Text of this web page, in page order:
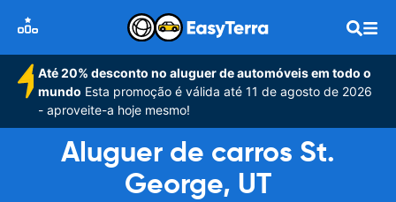
Até 20% desconto no aluguer de automóveis em todo o
mundo Esta promoção é válida até 11 de agosto de 2026
- aproveite-a hoje mesmo!
Aluguer de carros St.
George, UT